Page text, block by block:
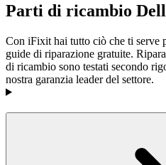
Tutti i ricambi
Store
Parti di ricambio
Con iFixit hai tutto ciò che ti serve
guide di riparazione gratuite.
di ricambio sono testati secondo
nostra garanzia leader del settore.
Prodotti